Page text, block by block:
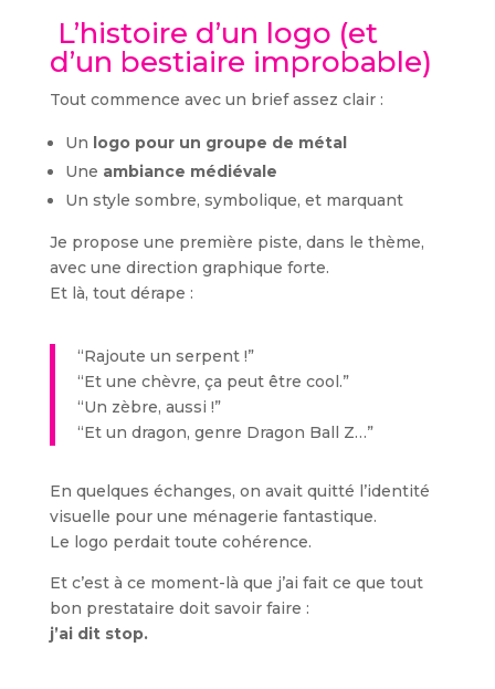
L’histoire d’un logo (et
d’un bestiaire improbable)
Tout commence avec un brief assez clair :
Un logo pour un groupe de métal
Une ambiance médiévale
Un style sombre, symbolique, et marquant
Je propose une première piste, dans le thème,
avec une direction graphique forte.
Et là, tout dérape :
“Rajoute un serpent !”
“Et une chèvre, ça peut être cool.”
“Un zèbre, aussi !”
“Et un dragon, genre Dragon Ball Z…”
En quelques échanges, on avait quitté l’identité
visuelle pour une ménagerie fantastique.
Le logo perdait toute cohérence.
Et c’est à ce moment-là que j’ai fait ce que tout
bon prestataire doit savoir faire :
j’ai dit stop.